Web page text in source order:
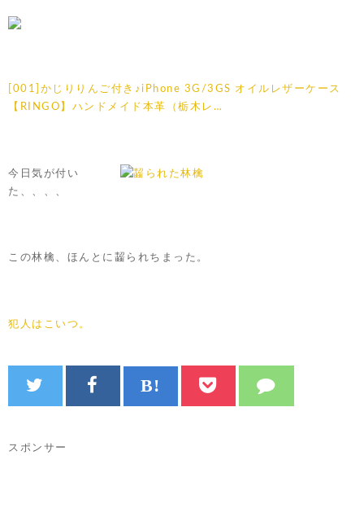
[001]かじりりんご付き♪iPhone 3G/3GS オイルレザーケース
【RINGO】ハンドメイド本革（栃木レ…
今日気が付い
た、、、、
この林檎、ほんとに齧られちまった。
犯人はこいつ。
スポンサー